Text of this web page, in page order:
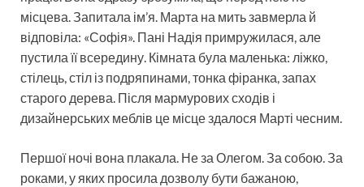
місцева. Запитала ім’я. Марта на мить завмерла й
відповіла: «Софія». Пані Надія примружилася, але
пустила її всередину. Кімната була маленька: ліжко,
стілець, стіл із подряпинами, тонка фіранка, запах
старого дерева. Після мармурових сходів і
дизайнерських меблів це місце здалося Марті чесним.
Першої ночі вона плакала. Не за Олегом. За собою. За
роками, у яких просила дозволу бути бажаною,